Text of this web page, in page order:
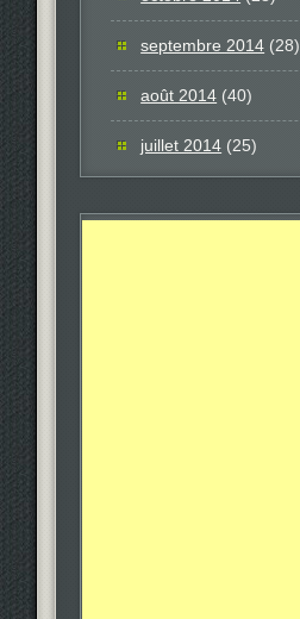
septembre 2014 (28)
août 2014 (40)
juillet 2014 (25)